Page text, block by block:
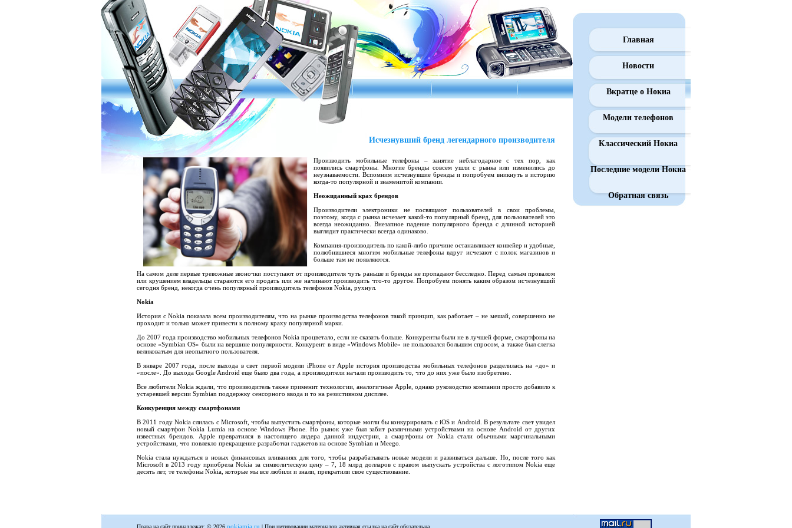
Исчезнувший бренд легендарного производителя
Производить мобильные телефоны – занятие неблагодарное с тех пор, как
появились смартфоны. Многие бренды совсем ушли с рынка или изменились до
неузнаваемости. Вспомним исчезнувшие бренды и попробуем вникнуть в историю
когда-то популярной и знаменитой компании.
Неожиданный крах брендов
Производители электроники не посвящают пользователей в свои проблемы,
поэтому, когда с рынка исчезает какой-то популярный бренд, для пользователей это
всегда неожиданно. Внезапное падение популярного бренда с длинной историей
выглядит практически всегда одинаково.
Компания-производитель по какой-либо причине останавливает конвейер и удобные,
полюбившиеся многим мобильные телефоны вдруг исчезают с полок магазинов и
больше там не появляются.
На самом деле первые тревожные звоночки поступают от производителя чуть раньше и бренды не пропадают бесследно. Перед самым провалом
или крушением владельцы стараются его продать или же начинают производить что-то другое. Попробуем понять каким образом исчезнувший
сегодня бренд, некогда очень популярный производитель телефонов Nokia, рухнул.
Nokia
История с Nokia показала всем производителям, что на рынке производства телефонов такой принцип, как работает – не мешай, совершенно не
проходит и только может привести к полному краху популярной марки.
До 2007 года производство мобильных телефонов Nokia процветало, если не сказать больше. Конкуренты были не в лучшей форме, смартфоны на
основе «Symbian OS» были на вершине популярности. Конкурент в виде «Windows Mobile» не пользовался большим спросом, а также был слегка
великоватым для неопытного пользователя.
В январе 2007 года, после выхода в свет первой модели iPhone от Apple история производства мобильных телефонов разделилась на «до» и
«после». До выхода Google Android еще было два года, а производители начали производить то, что до них уже было изобретено.
Все любители Nokia ждали, что производитель также применит технологии, аналогичные Apple, однако руководство компании просто добавило к
устаревшей версии Symbian поддержку сенсорного ввода и то на резистивном дисплее.
Конкуренция между смартфонами
В 2011 году Nokia слилась с Microsoft, чтобы выпустить смартфоны, которые могли бы конкурировать с iOS и Android. В результате свет увидел
новый смартфон Nokia Lumia на основе Windows Phone. Но рынок уже был забит различными устройствами на основе Android от других
известных брендов. Apple превратился в настоящего лидера данной индустрии, а смартфоны от Nokia стали обычными маргинальными
устройствами, что повлекло прекращение разработки гаджетов на основе Symbian и Meego.
Nokia стала нуждаться в новых финансовых вливаниях для того, чтобы разрабатывать новые модели и развиваться дальше. Но, после того как
Microsoft в 2013 году приобрела Nokia за символическую цену – 7, 18 млрд долларов с правом выпускать устройства с логотипом Nokia еще
десять лет, те телефоны Nokia, которые мы все любили и знали, прекратили свое существование.
Главная
Новости
Вкратце о Нокиа
Модели телефонов
Классический Нокиа
Последние модели Нокиа
Обратная связь
Права на сайт принадлежат: © 2026 nokiamia.ru | При цитировании материалов активная ссылка на сайт обязательна